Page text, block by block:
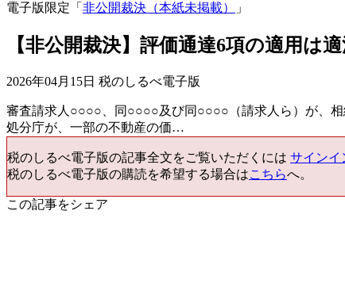
電子版限定「 非公開裁決（本紙未掲載） 」
【非公開裁決】評価通達6項の適用は
2026年04月15日 税のしるべ電子版
審査請求人○○○○、同○○○○及び同○○○○（請求人ら）が、
処分庁が、一部の不動産の価…
税のしるべ電子版の記事全文をご覧いただくには サインイ
税のしるべ電子版の購読を希望する場合はこちらへ。
この記事をシェア